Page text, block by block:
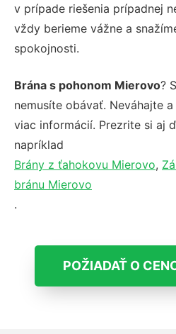
v prípade riešenia prípadnej
vždy berieme vážne a
spokojnosti.
Brána s pohonom Mierovo?
nemusíte obávať. Neváhajte
viac informácií. Prezrite si aj
napríklad
Brány z ťahokovu Mierovo,
bránu Mierovo
.
POŽIADAŤ O